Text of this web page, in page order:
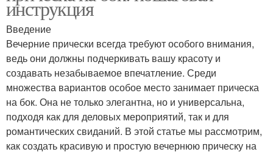
инструкция
Введение
Вечерние прически всегда требуют особого внимания,
ведь они должны подчеркивать вашу красоту и
создавать незабываемое впечатление. Среди
множества вариантов особое место занимает прическа
на бок. Она не только элегантна, но и универсальна,
подходя как для деловых мероприятий, так и для
романтических свиданий. В этой статье мы рассмотрим,
как создать красивую и простую вечернюю прическу на